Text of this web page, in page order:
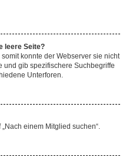
leere Seite?
konnte der Webserver sie nicht
und gib spezifischere Suchbegriffe
Unterforen.
einem Mitglied suchen“.